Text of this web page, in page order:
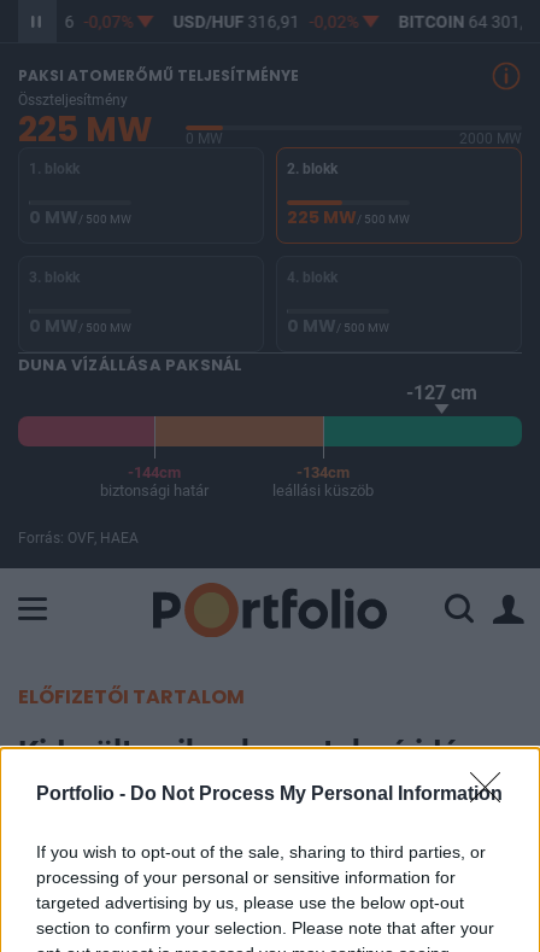
Portfolio - Do Not Process My Personal Information
If you wish to opt-out of the sale, sharing to third parties, or
processing of your personal or sensitive information for
targeted advertising by us, please use the below opt-out
section to confirm your selection. Please note that after your
365,16 -0,07% USD/HUF 316,91 -0,02% BITCOIN 64 301,88
PAKSI ATOMERŐMŰ TELJESÍTMÉNYE
Összteljesítmény
225 MW 0 MW
2000 MW
1. blokk
0 MW/ 500 MW
2. blokk
225 MW/ 500 MW
3. blokk
0 MW/ 500 MW
4. blokk
0 MW/ 500 MW
DUNA VÍZÁLLÁSA PAKSNÁL
-127 cm
-144cm
biztonsági határ
-134cm
leállási küszöb
Forrás: OVF, HAEA
ELŐFIZETŐI TARTALOM
Kiderült, mikre kerestek rá idén
legtöbbet a magyarok
Portfolio
2023. december 11. 14:33
A Google idén ismét közzétette a leggyakoribb